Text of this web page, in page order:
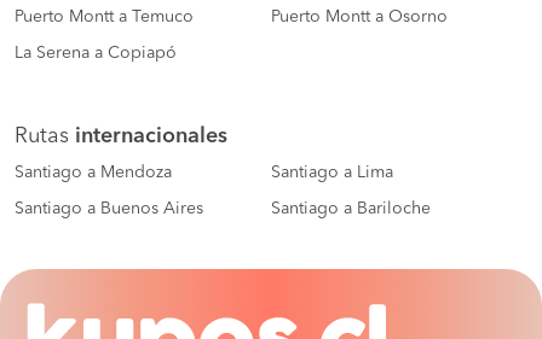
Puerto Montt a Temuco Puerto Montt a Osorno
La Serena a Copiapó
Rutas internacionales
Santiago a Mendoza Santiago a Lima
Santiago a Buenos Aires Santiago a Bariloche